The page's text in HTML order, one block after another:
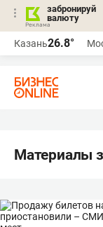
забронируй
валюту
Казань26.8°
Материалы